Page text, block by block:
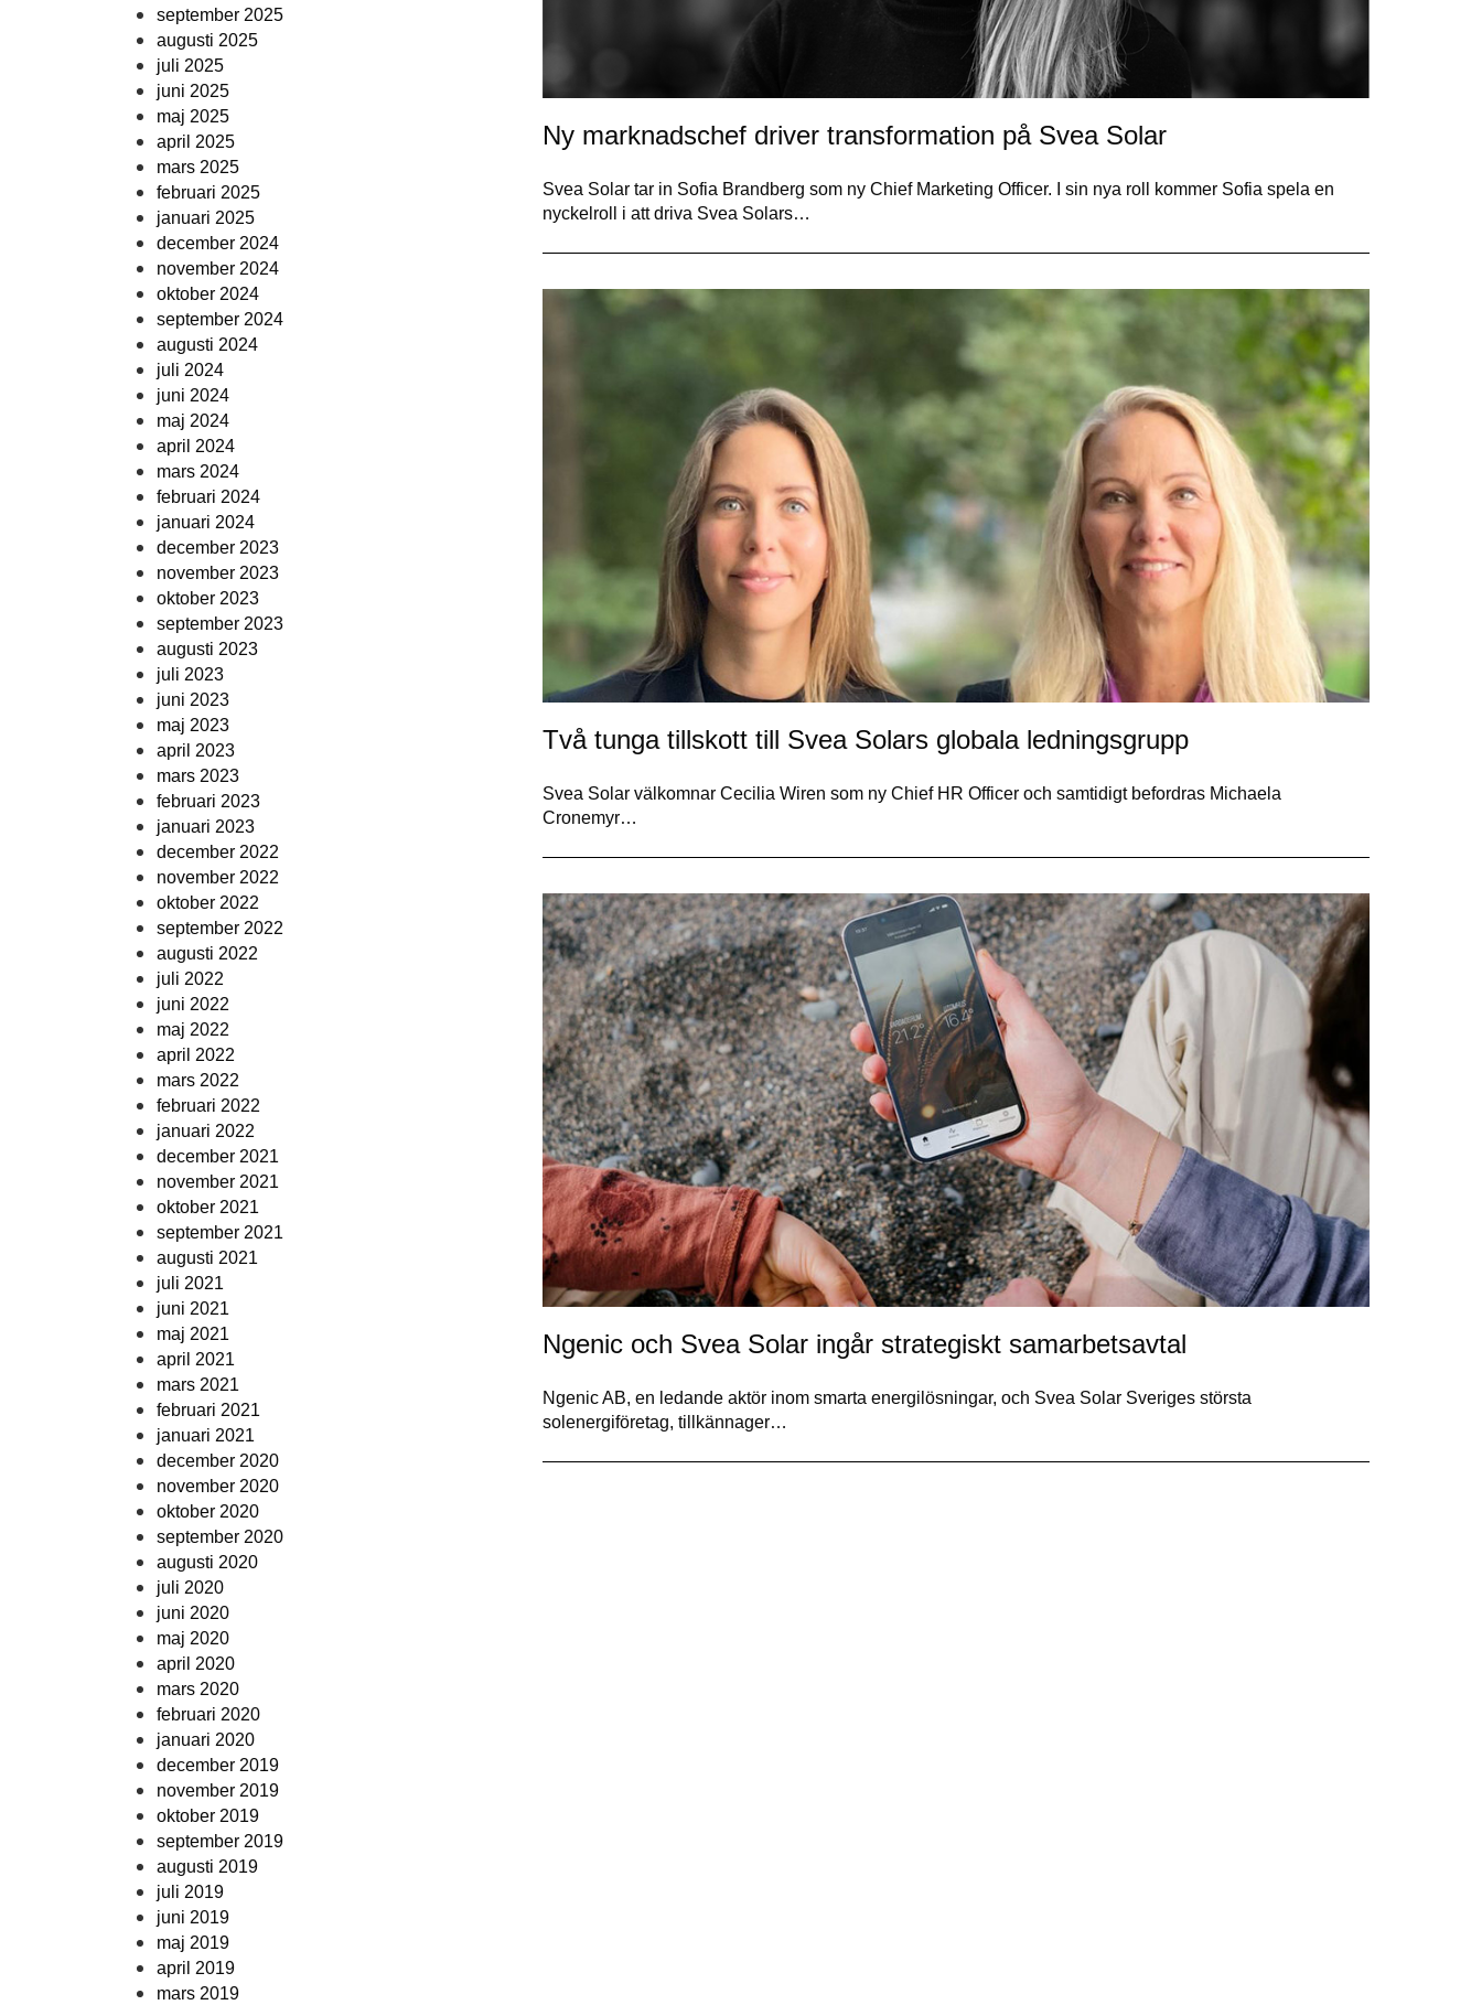
september 2025
augusti 2025
juli 2025
juni 2025
maj 2025
april 2025
mars 2025
februari 2025
januari 2025
december 2024
november 2024
oktober 2024
september 2024
augusti 2024
juli 2024
juni 2024
maj 2024
april 2024
mars 2024
februari 2024
januari 2024
december 2023
november 2023
oktober 2023
september 2023
augusti 2023
juli 2023
juni 2023
maj 2023
april 2023
mars 2023
februari 2023
januari 2023
december 2022
november 2022
oktober 2022
september 2022
augusti 2022
juli 2022
juni 2022
maj 2022
april 2022
mars 2022
februari 2022
januari 2022
december 2021
november 2021
oktober 2021
september 2021
augusti 2021
juli 2021
juni 2021
maj 2021
april 2021
mars 2021
februari 2021
januari 2021
december 2020
november 2020
oktober 2020
september 2020
augusti 2020
juli 2020
juni 2020
maj 2020
april 2020
mars 2020
februari 2020
januari 2020
december 2019
november 2019
oktober 2019
september 2019
augusti 2019
juli 2019
juni 2019
maj 2019
april 2019
mars 2019
Ny marknadschef driver transformation på Svea Solar
Svea Solar tar in Sofia Brandberg som ny Chief Marketing Officer. I sin nya roll kommer Sofia spela en
nyckelroll i att driva Svea Solars…
Två tunga tillskott till Svea Solars globala ledningsgrupp
Svea Solar välkomnar Cecilia Wiren som ny Chief HR Officer och samtidigt befordras Michaela
Cronemyr…
Ngenic och Svea Solar ingår strategiskt samarbetsavtal
Ngenic AB, en ledande aktör inom smarta energilösningar, och Svea Solar Sveriges största
solenergiföretag, tillkännager…